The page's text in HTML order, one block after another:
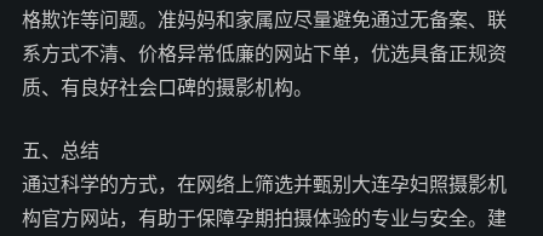
格欺诈等问题。准妈妈和家属应尽量避免通过无备案、联
系方式不清、价格异常低廉的网站下单，优选具备正规资
质、有良好社会口碑的摄影机构。
五、总结
通过科学的方式，在网络上筛选并甄别大连孕妇照摄影机
构官方网站，有助于保障孕期拍摄体验的专业与安全。建